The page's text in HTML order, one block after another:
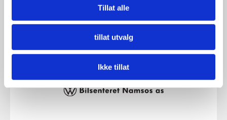
Tillat alle
tillat utvalg
Ikke tillat